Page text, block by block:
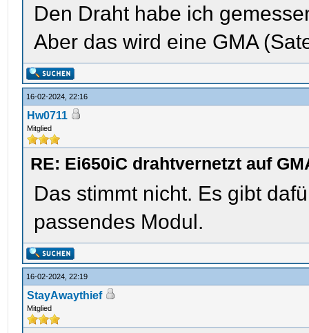
Den Draht habe ich
Aber das wird eine GMA
16-02-2024, 22:16
Hw0711
Mitglied
RE: Ei650iC drahtvernetzt auf
Das stimmt nicht. Es gibt
passendes Modul.
16-02-2024, 22:19
StayAwaythief
Mitglied